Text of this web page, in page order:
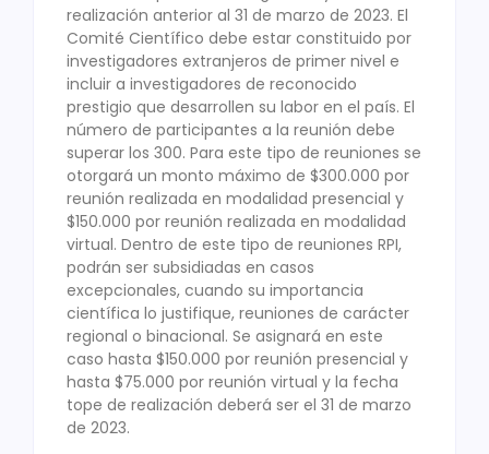
realización anterior al 31 de marzo de 2023. El
Comité Científico debe estar constituido por
investigadores extranjeros de primer nivel e
incluir a investigadores de reconocido
prestigio que desarrollen su labor en el país. El
número de participantes a la reunión debe
superar los 300. Para este tipo de reuniones se
otorgará un monto máximo de $300.000 por
reunión realizada en modalidad presencial y
$150.000 por reunión realizada en modalidad
virtual. Dentro de este tipo de reuniones RPI,
podrán ser subsidiadas en casos
excepcionales, cuando su importancia
científica lo justifique, reuniones de carácter
regional o binacional. Se asignará en este
caso hasta $150.000 por reunión presencial y
hasta $75.000 por reunión virtual y la fecha
tope de realización deberá ser el 31 de marzo
de 2023.